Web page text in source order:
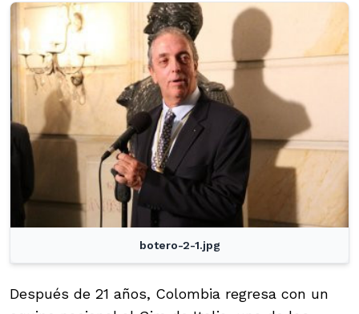
botero-2-1.jpg
Después de 21 años, Colombia regresa con un